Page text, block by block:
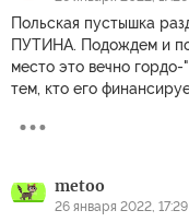
Польская пустышка
ПУТИНА. Подождем и
место это вечно
тем, кто его
metoo
26 января 2022, 17:29